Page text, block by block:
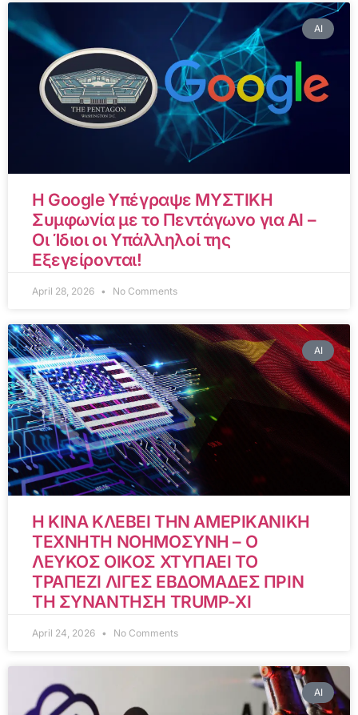
AI
Η Google Υπέγραψε ΜΥΣΤΙΚΗ
Συμφωνία με το Πεντάγωνο για AI –
Οι Ίδιοι οι Υπάλληλοί της
Εξεγείρονται!
April 28, 2026 No Comments
AI
Η ΚΙΝΑ ΚΛΕΒΕΙ ΤΗΝ ΑΜΕΡΙΚΑΝΙΚΗ
ΤΕΧΝΗΤΗ ΝΟΗΜΟΣΥΝΗ – Ο
ΛΕΥΚΟΣ ΟΙΚΟΣ ΧΤΥΠΑΕΙ ΤΟ
ΤΡΑΠΕΖΙ ΛΙΓΕΣ ΕΒΔΟΜΑΔΕΣ ΠΡΙΝ
ΤΗ ΣΥΝΑΝΤΗΣΗ TRUMP-XI
April 24, 2026 No Comments
AI